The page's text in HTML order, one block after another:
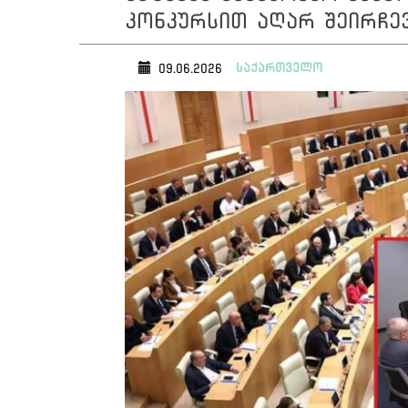
კონკურსით აღარ
09.06.2026 საქართველო